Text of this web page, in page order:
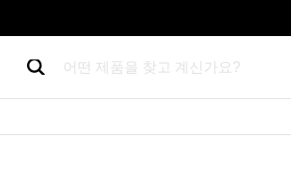
어떤 제품을 찾고 계신가요?